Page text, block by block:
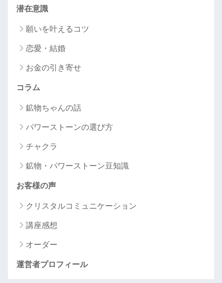
潜在意識
願いを叶えるコツ
恋愛・結婚
お金の引き寄せ
コラム
鉱物ちゃんの話
パワーストーンの選び方
チャクラ
鉱物・パワーストーン豆知識
お客様の声
クリスタルコミュニケーション
講座感想
オーダー
運営者プロフィール